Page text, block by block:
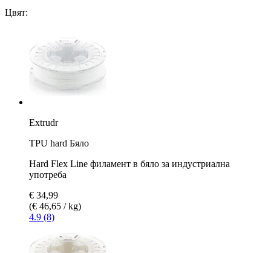
Цвят:
Extrudr
TPU hard Бяло
Hard Flex Line филамент в бяло за индустриална
употреба
€ 34,99
(€ 46,65 / kg)
4.9 (8)